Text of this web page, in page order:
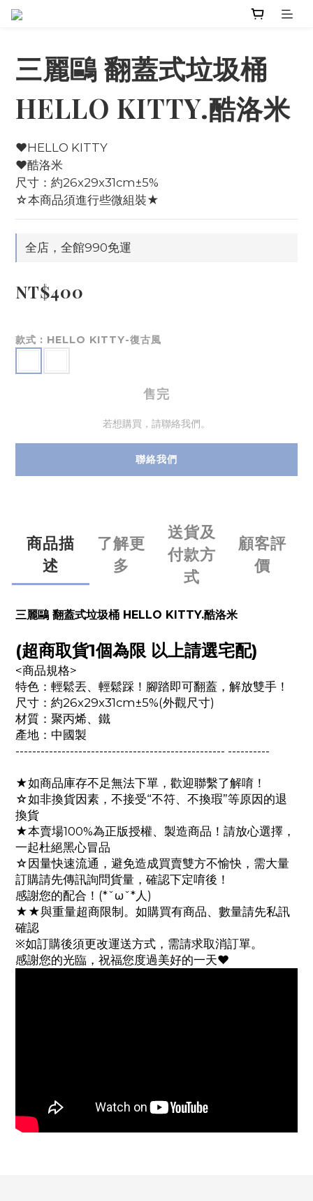
三麗鷗 翻蓋式垃圾桶
HELLO KITTY.酷洛米
♥HELLO KITTY
♥酷洛米
尺寸：約26x29x31cm±5%
☆本商品須進行些微組裝★
全店，全館990免運
NT$400
款式 : HELLO KITTY-復古風
售完
若想購買，請聯絡我們。
聯絡我們
商品描
述
了解更
多
送貨及
付款方
式
顧客評
價
三麗鷗 翻蓋式垃圾桶 HELLO KITTY.酷洛米
(超商取貨1個為限 以上請選宅配)
<商品規格>
特色：輕鬆丟、輕鬆踩！腳踏即可翻蓋，解放雙手！
尺寸：約26x29x31cm±5%(外觀尺寸)
材質：聚丙烯、鐵
產地：中國製
-------------------------------------------------- ----------
★如商品庫存不足無法下單，歡迎聯繫了解唷！
☆如非換貨因素，不接受“不符、不換瑕”等原因的退
換貨
★本賣場100%為正版授權、製造商品！請放心選擇，
一起杜絕黑心冒品
☆因量快速流通，避免造成買賣雙方不愉快，需大量
訂購請先傳訊詢問貨量，確認下定唷後！
感謝您的配合！(*ˇωˇ*人)
★★與重量超商限制。如購買有商品、數量請先私訊
確認
※如訂購後須更改運送方式，需請求取消訂單。
感謝您的光臨，祝福您度過美好的一天♥